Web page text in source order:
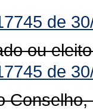
de
ou
de